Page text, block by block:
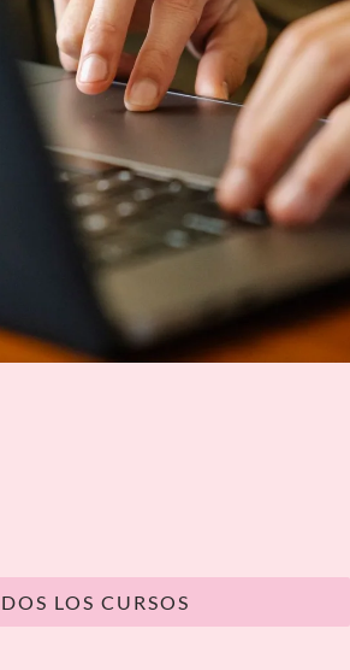
LOS CURSOS